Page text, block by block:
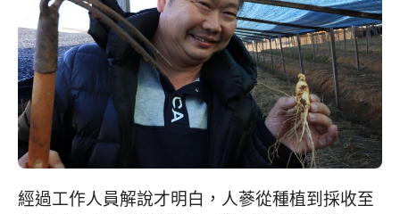
經過工作人員解說才明白，人蔘從種植到採收至